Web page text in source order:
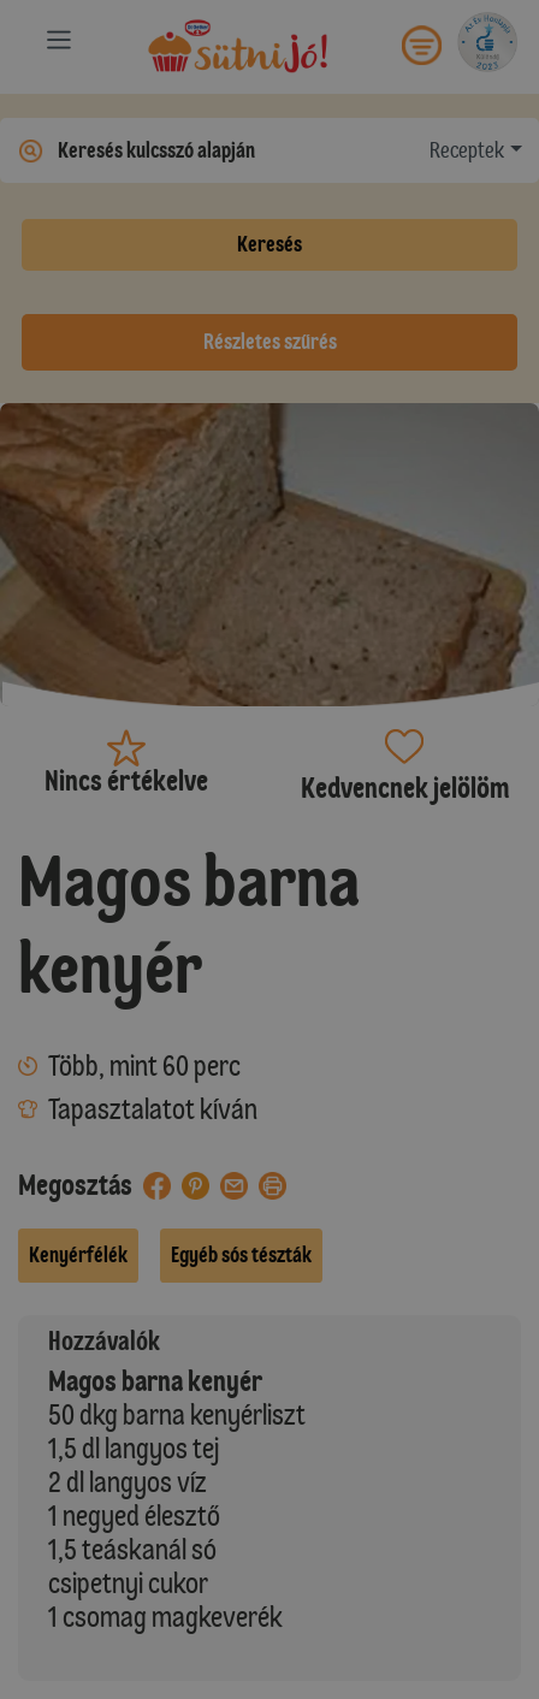
Receptek
Keresés
Részletes szűrés
Nincs értékelve Kedvencnek jelölöm
Magos barna
kenyér
Több, mint 60 perc
Tapasztalatot kíván
Megosztás
Kenyérfélék Egyéb sós tészták
Hozzávalók
Magos barna kenyér
50 dkg barna kenyérliszt
1,5 dl langyos tej
2 dl langyos víz
1 negyed élesztő
1,5 teáskanál só
csipetnyi cukor
1 csomag magkeverék